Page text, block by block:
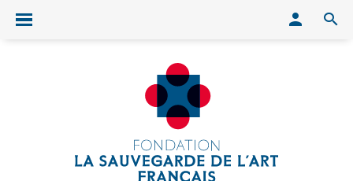
Ouvrir/fermer le menu